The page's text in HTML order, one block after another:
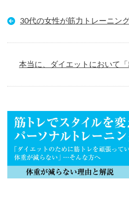
30代の女性が筋力トレーニン
本当に、ダイエットにおいて